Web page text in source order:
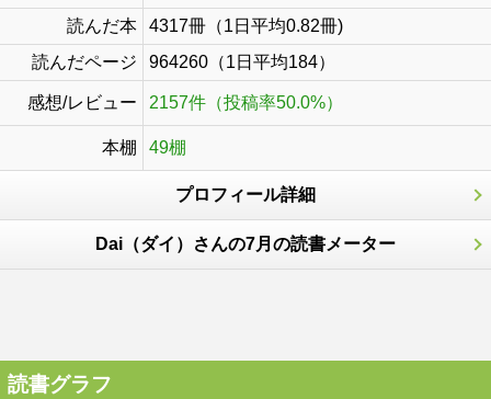
読んだ本
4317冊（1日平均0.82冊)
読んだページ
964260（1日平均184）
感想/レビュー 2157件（投稿率50.0%）
本棚 49棚
プロフィール詳細
Dai（ダイ）さんの7月の読書メーター
読書グラフ